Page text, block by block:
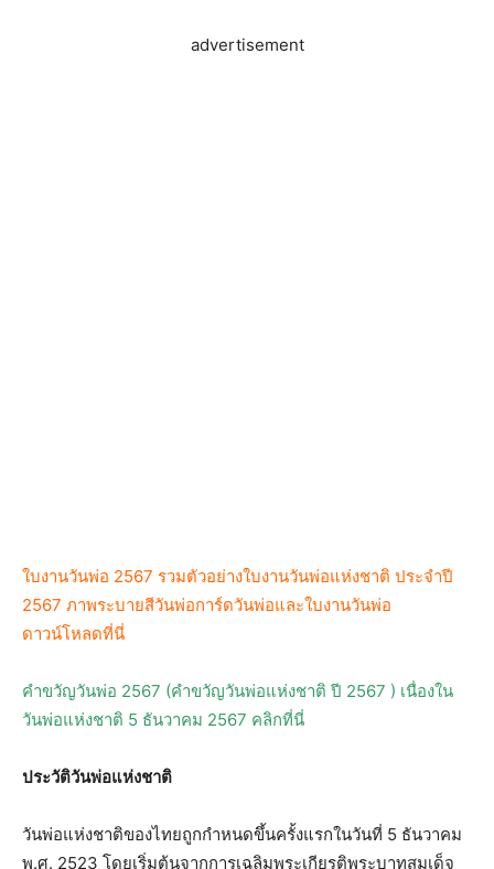
advertisement
ใบงานวันพ่อ 2567 รวมตัวอย่างใบงานวันพ่อแห่งชาติ ประจำปี
2567 ภาพระบายสีวันพ่อการ์ดวันพ่อและใบงานวันพ่อ
ดาวน์โหลดที่นี่
คําขวัญวันพ่อ 2567 (คําขวัญวันพ่อแห่งชาติ ปี 2567 ) เนื่องใน
วันพ่อแห่งชาติ 5 ธันวาคม 2567 คลิกที่นี่
ประวัติวันพ่อแห่งชาติ
วันพ่อแห่งชาติของไทยถูกกำหนดขึ้นครั้งแรกในวันที่ 5 ธันวาคม
พ.ศ. 2523 โดยเริ่มต้นจากการเฉลิมพระเกียรติพระบาทสมเด็จ